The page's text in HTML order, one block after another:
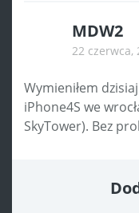
MDW2
22 czerwca,
Wymieniłem
iPhone4S we
SkyTower). Bez